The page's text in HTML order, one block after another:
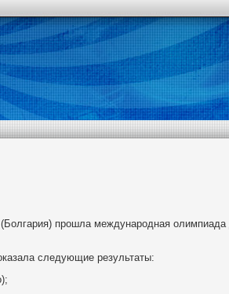
прошла международная олимпиада
следующие результаты: